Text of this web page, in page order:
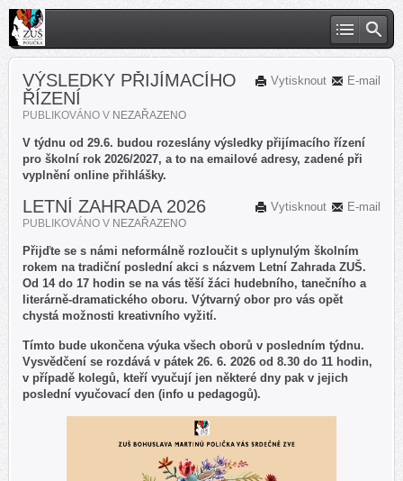
E-mail
Vytisknout
VÝSLEDKY PŘIJÍMACÍHO
ŘÍZENÍ
PUBLIKOVÁNO V NEZAŘAZENO
V týdnu od 29.6. budou rozeslány výsledky přijímacího řízení
pro školní rok 2026/2027, a to na emailové adresy, zadené při
vyplnění online přihlášky.
E-mail
Vytisknout
LETNÍ ZAHRADA 2026
PUBLIKOVÁNO V NEZAŘAZENO
Přijďte se s námi neformálně rozloučit s uplynulým školním
rokem na tradiční poslední akci s názvem Letní Zahrada ZUŠ.
Od 14 do 17 hodin se na vás těší žáci hudebního, tanečního a
literárně-dramatického oboru. Výtvarný obor pro vás opět
chystá možnosti kreativního vyžití.
Tímto bude ukončena výuka všech oborů v posledním týdnu.
Vysvědčení se rozdává v pátek 26. 6. 2026 od 8.30 do 11 hodin,
v případě kolegů, kteří vyučují jen některé dny pak v jejich
poslední vyučovací den (info u pedagogů).